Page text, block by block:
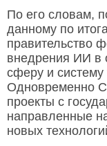
По его словам,
данному по
правительство
внедрения ИИ в
сферу и
Одновременно
проекты с
направленные
новых